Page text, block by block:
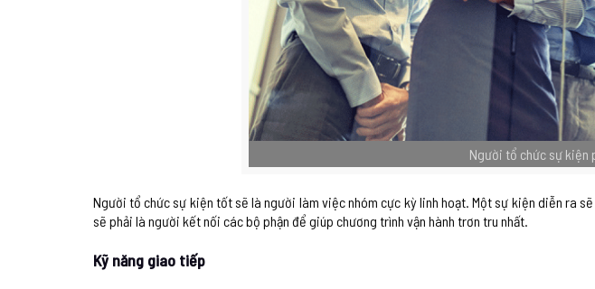
Người tổ chức sự kiện
Người tổ chức sự kiện tốt sẽ là người làm việc nhóm cực kỳ linh hoạt. Một sự kiện diễn ra
sẽ phải là người kết nối các bộ phận để giúp chương trình vận hành trơn tru nhất.
Kỹ năng giao tiếp